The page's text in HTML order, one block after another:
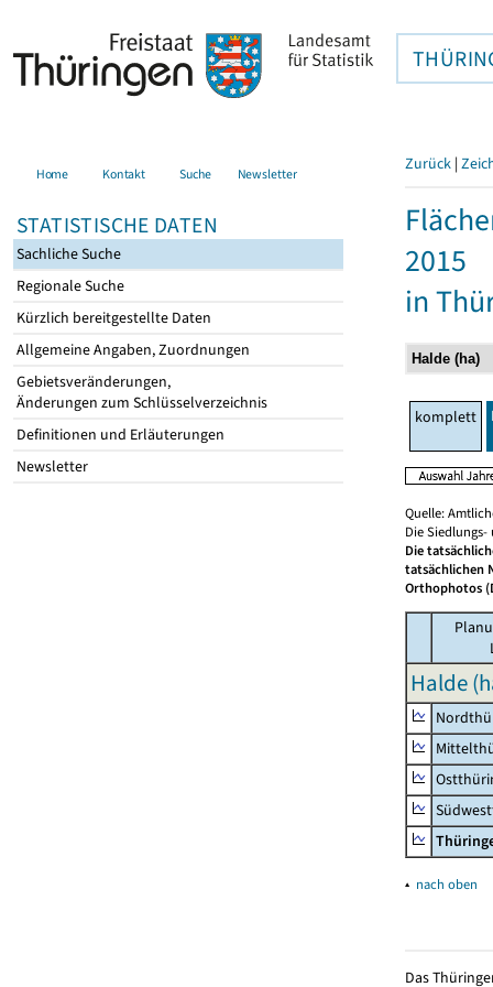
Home Kontakt Suche Newsletter
STATISTISCHE DATEN
Sachliche Suche
Regionale Suche
Kürzlich bereitgestellte Daten
Allgemeine Angaben, Zuordnungen
Gebietsveränderungen,
Änderungen zum Schlüsselverzeichnis
Definitionen und Erläuterungen
Newsletter
Zurück |
2015
in
komplett
Quelle:
Die
Die
tatsächlichen
Orthophotos
Halde
▴ nach oben
Das